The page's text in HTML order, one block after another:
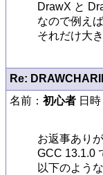
DrawX と
なので例え
それだけ大
Re:
名前： 初心者 日
お返事あり
GCC 13.1.0
以下のよう